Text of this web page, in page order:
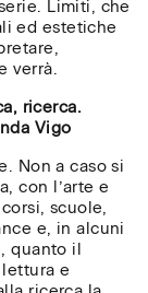
Limiti, che
ed estetiche
verrà.
ricerca.
Vigo
Non a caso si
con l’arte e
scuole,
e, in alcuni
quanto il
e